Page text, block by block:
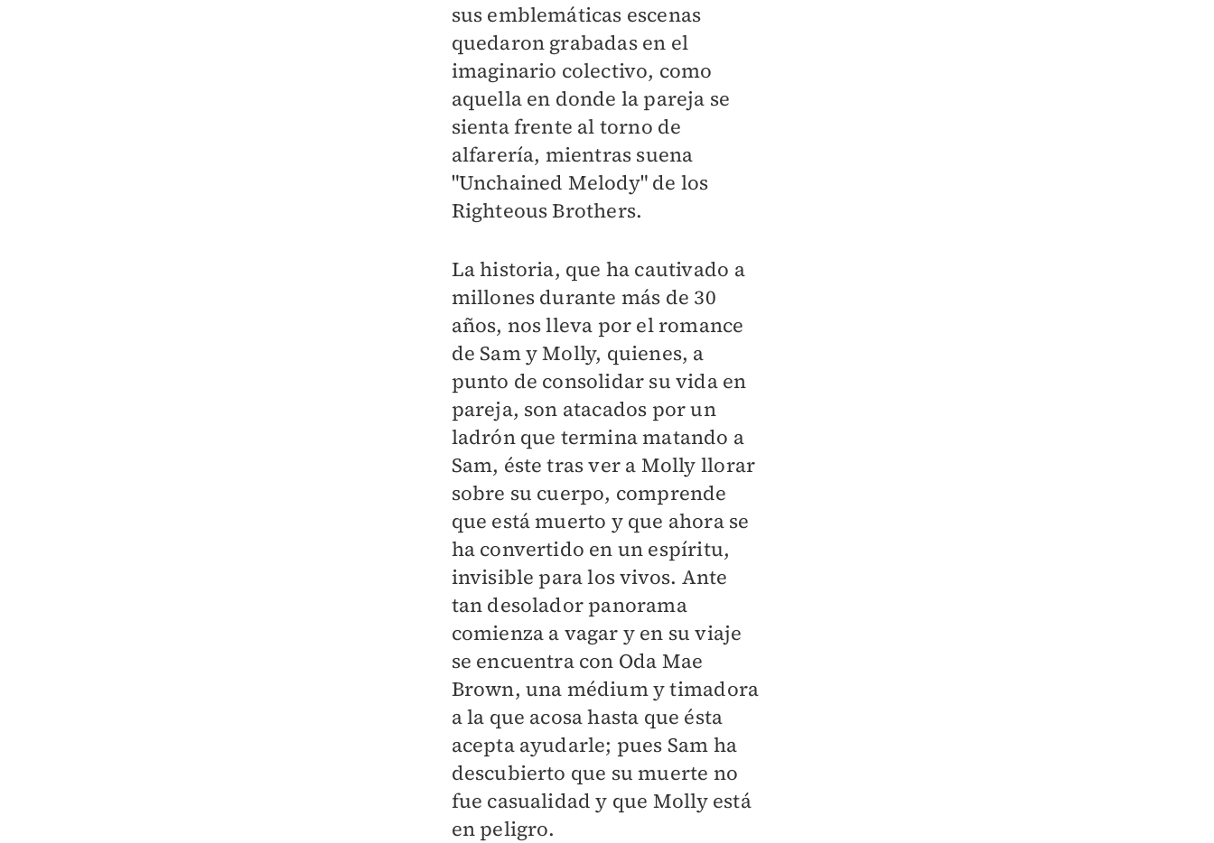
sus emblemáticas escenas
quedaron grabadas en el
imaginario colectivo, como
aquella en donde la pareja se
sienta frente al torno de
alfarería, mientras suena
"Unchained Melody" de los
Righteous Brothers.
La historia, que ha cautivado a
millones durante más de 30
años, nos lleva por el romance
de Sam y Molly, quienes, a
punto de consolidar su vida en
pareja, son atacados por un
ladrón que termina matando a
Sam, éste tras ver a Molly llorar
sobre su cuerpo, comprende
que está muerto y que ahora se
ha convertido en un espíritu,
invisible para los vivos. Ante
tan desolador panorama
comienza a vagar y en su viaje
se encuentra con Oda Mae
Brown, una médium y timadora
a la que acosa hasta que ésta
acepta ayudarle; pues Sam ha
descubierto que su muerte no
fue casualidad y que Molly está
en peligro.